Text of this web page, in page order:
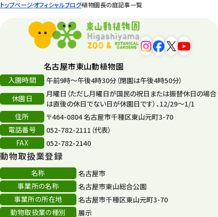
トップページオフィシャルブログ植物園長の庭記事一覧
平和公園
森のとこやさん
再生
再生フォーラム
80周年
その他
その他イベント
名古屋市東山動植物園
入園時間
午前9時～午後4時30分（閉園は午後4時50分）
休園日
月曜日（ただし月曜日が国民の祝日または振替休日の場合
は直後の休日でない日が休園日です）、12/29～1/1
住所
〒464-0804 名古屋市千種区東山元町3-70
電話番号
052-782-2111（代表）
FAX
052-782-2140
動物取扱業登録
名称
名古屋市
事業所の名称
名古屋市東山総合公園
事業所の所在地
名古屋市千種区東山元町3-70
動物取扱業の種別
展示